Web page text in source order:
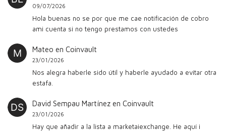
09/07/2026
Hola buenas no se por que me cae notificación de cobro
ami cuenta si no tengo prestamos con ustedes
Mateo en Coinvault
23/01/2026
Nos alegra haberle sido útil y haberle ayudado a evitar otra
estafa.
David Sempau Martínezen Coinvault
23/01/2026
Hay que añadir a la lista a marketaiexchange. He aquí i